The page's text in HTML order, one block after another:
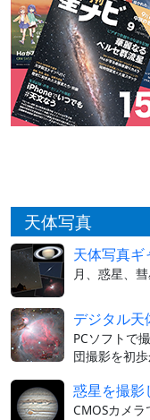
天体写真
天体写真ギ
月、惑星、
デジタル天
PCソフトで
団撮影を初
惑星を撮影
CMOSカメ